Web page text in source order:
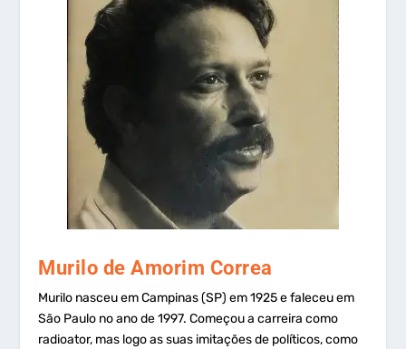
Murilo de Amorim Correa
Murilo nasceu em Campinas (SP) em 1925 e faleceu em
São Paulo no ano de 1997. Começou a carreira como
radioator, mas logo as suas imitações de políticos, como